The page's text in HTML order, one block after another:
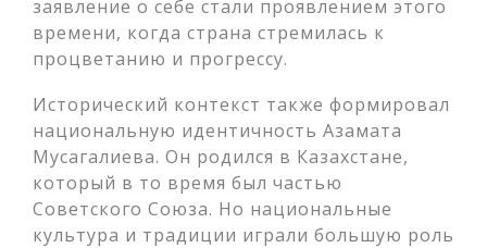
заявление о себе стали проявлением этого
времени, когда страна стремилась к
процветанию и прогрессу.
Исторический контекст также формировал
национальную идентичность Азамата
Мусагалиева. Он родился в Казахстане,
который в то время был частью
Советского Союза. Но национальные
культура и традиции играли большую роль